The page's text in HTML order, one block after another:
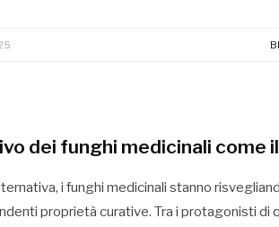
dei funghi medicinali come
i funghi medicinali stanno
proprietà curative. Tra i protagonisti di